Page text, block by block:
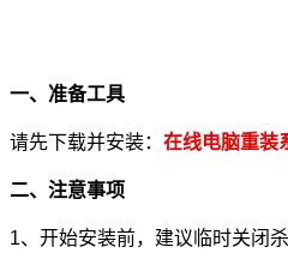
一、准备工具
请先下载并安装： 在线电脑重装
二、注意事项
1、开始安装前，建议临时关闭